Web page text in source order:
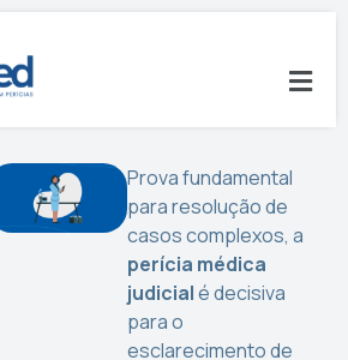
Prova fundamental
para resolução de
casos complexos, a
perícia médica
judicialé decisiva
para o
esclarecimento de